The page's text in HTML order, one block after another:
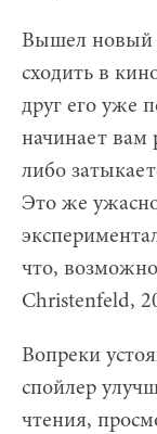
Вышел новый
сходить в
друг его уже
начинает вам
либо
Это же
что,
Christenfeld,
Вопреки
спойлер
чтения,